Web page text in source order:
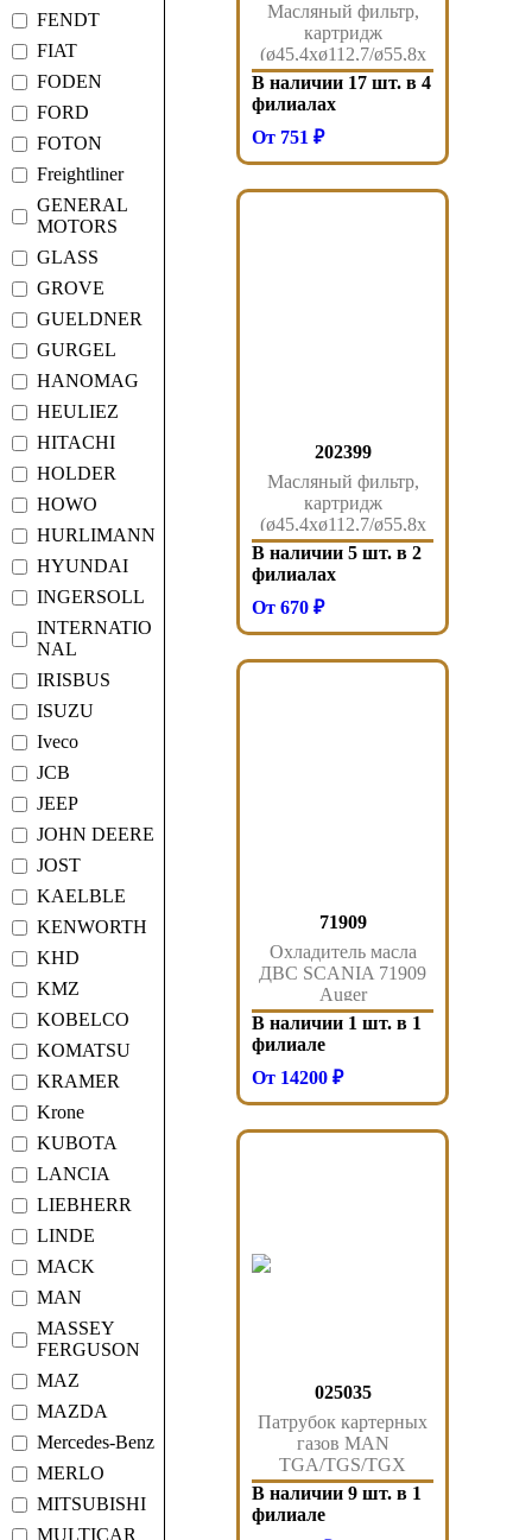
FENDT
FIAT
FODEN
FORD
FOTON
Freightliner
GENERAL
MOTORS
GLASS
GROVE
GUELDNER
GURGEL
HANOMAG
HEULIEZ
HITACHI
HOLDER
HOWO
HURLIMANN
HYUNDAI
INGERSOLL
INTERNATIO
NAL
IRISBUS
ISUZU
Iveco
JCB
JEEP
JOHN DEERE
JOST
KAELBLE
KENWORTH
KHD
KMZ
KOBELCO
KOMATSU
KRAMER
Krone
KUBOTA
LANCIA
LIEBHERR
LINDE
MACK
MAN
MASSEY
FERGUSON
MAZ
MAZDA
Mercedes-Benz
MERLO
MITSUBISHI
MULTICAR
Масляный фильтр,
картридж
(ø45,4xø112,7/ø55,8x
ø112,7/263,5) CLAAS
HITACHI
MITSUBISHI RVI MB
AXOR (2002-2004)
202.399-01 Sampa
В наличии 17 шт. в 4
филиалах
От 751 ₽
202399
Масляный фильтр,
картридж
(ø45,4xø112,7/ø55,8x
ø112,7/263,5) CLAAS
HITACHI
MITSUBISHI RVI MB
AXOR (2002-2004)
202.399-01 Sampa
В наличии 5 шт. в 2
филиалах
От 670 ₽
71909
Охладитель масла
ДВС SCANIA 71909
Auger
В наличии 1 шт. в 1
филиале
От 14200 ₽
025035
Патрубок картерных
газов MAN
TGA/TGS/TGX
D2066 D2676 025.035
Sampa
В наличии 9 шт. в 1
филиале